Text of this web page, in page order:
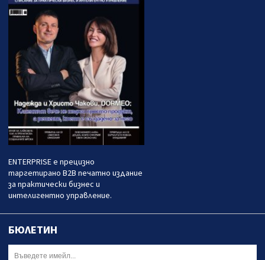
ENTERPRISE е прецизно
таргетирано B2B печатно издание
за практически бизнес и
интелигентно управление.
БЮЛЕТИН